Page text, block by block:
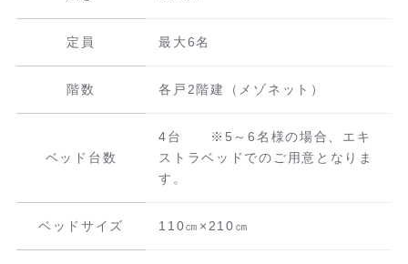
定員 最大6名
階数 各戸2階建（メゾネット）
ベッド台数
4台 ※5～6名様の場合、エキ
ストラベッドでのご用意となりま
す。
ベッドサイズ 110㎝×210㎝